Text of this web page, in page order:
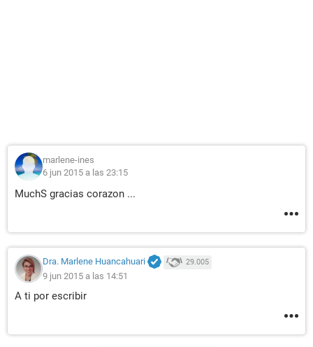
marlene-ines
6 jun 2015 a las 23:15
MuchS gracias corazon ...
Dra. Marlene Huancahuari 29.005
9 jun 2015 a las 14:51
A ti por escribir